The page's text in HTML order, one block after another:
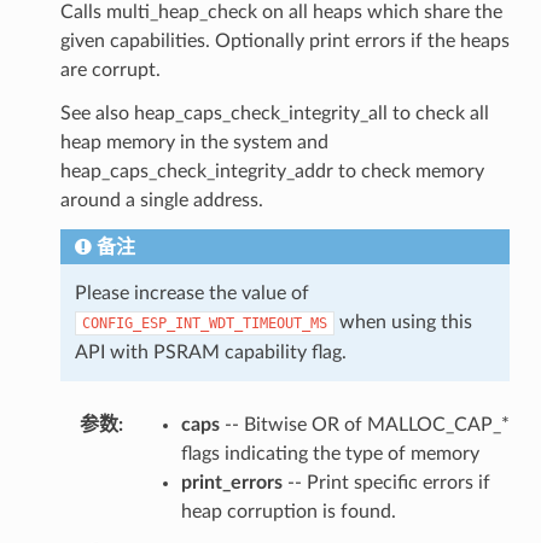
Calls multi_heap_check on all heaps which share the
given capabilities. Optionally print errors if the heaps
are corrupt.
See also heap_caps_check_integrity_all to check all
heap memory in the system and
heap_caps_check_integrity_addr to check memory
around a single address.
备注
Please increase the value of
CONFIG_ESP_INT_WDT_TIMEOUT_MS
when using this
API with PSRAM capability flag.
参数 caps-- Bitwise OR of MALLOC_CAP_*
flags indicating the type of memory
print_errors-- Print specific errors if
heap corruption is found.